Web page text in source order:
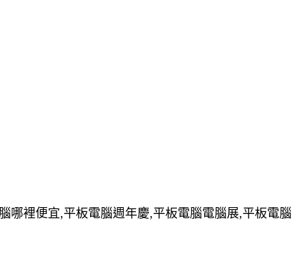
哪裡便宜,平板電腦週年慶,平板電腦電腦展,平板電腦